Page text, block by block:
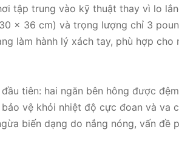
tập trung vào kỹ thuật thay vì lo
x 36 cm) và trọng lượng chỉ 3
làm hành lý xách tay, phù hợp cho
tiên: hai ngăn bên hông được
vệ khỏi nhiệt độ cực đoan và va
biến dạng do nắng nóng, vấn đề